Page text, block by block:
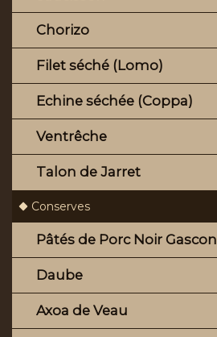
Chorizo
Filet séché (Lomo)
Echine séchée (Coppa)
Ventrêche
Talon de Jarret
Conserves
Pâtés de Porc Noir Gascon
Daube
Axoa de Veau